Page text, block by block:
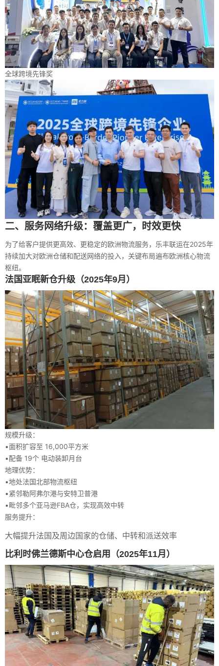
全球跨境先锋奖
二、服务网络升级：覆盖更广，时效更快
为了给客户提供更高效、更稳定的欧洲物流服务，乐丰联运在2025年
持续加大对欧洲仓储和配送网络的投入，关键布局遍布欧洲核心物流
枢纽。
法国亚眠新仓升级（2025年9月）
规模升级：
•面积扩容至 16,000平方米
•配备 19个 电动装卸月台
地理优势：
•地处法国北部物流枢纽
•紧邻勒阿弗尔港与安特卫普港
•毗邻多个亚马逊FBA仓，实现高效中转
服务提升：
大幅提升法国及周边国家的仓储、中转和派送效率
比利时佛兰德斯中心仓启用（2025年11月）